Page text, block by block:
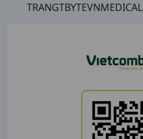
TRANGTBYTEVNMEDICAL